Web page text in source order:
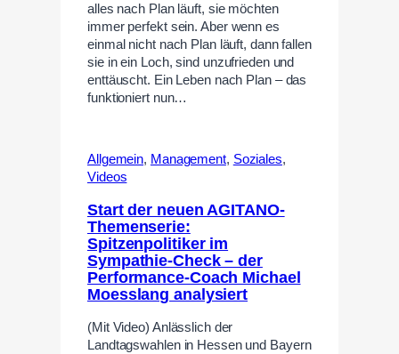
alles nach Plan läuft, sie möchten
immer perfekt sein. Aber wenn es
einmal nicht nach Plan läuft, dann fallen
sie in ein Loch, sind unzufrieden und
enttäuscht. Ein Leben nach Plan – das
funktioniert nun…
Allgemein, Management, Soziales,
Videos
Start der neuen AGITANO-
Themenserie:
Spitzenpolitiker im
Sympathie-Check – der
Performance-Coach Michael
Moesslang analysiert
(Mit Video) Anlässlich der
Landtagswahlen in Hessen und Bayern